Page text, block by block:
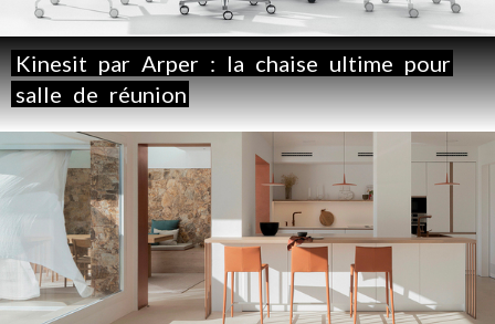
Kinesit par Arper : la chaise ultime pour
salle de réunion